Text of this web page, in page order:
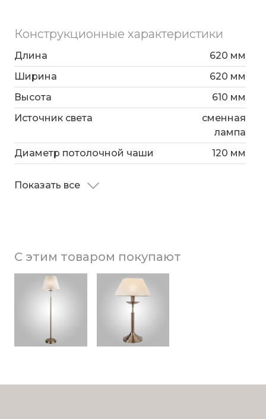
Конструкционные характеристики
Длина
620 мм
Ширина
620 мм
Высота
610 мм
Источник света
сменная
лампа
Диаметр потолочной чаши
120 мм
Показать все
С этим товаром покупают